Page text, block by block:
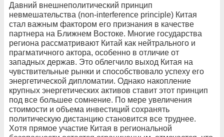
Давний внешнеполитический принцип
невмешательства (non-interference principle) Китая
стал важным фактором его признания в качестве
партнера на Ближнем Востоке. Многие государства
региона рассматривают Китай как нейтрального и
прагматичного актора, особенно в отличие от
западных держав. Это облегчило выход Китая на
чувствительные рынки и способствовало успеху его
энергетической дипломатии. Однако накопление
крупных энергетических активов ставит этот принцип
под все большее сомнение. По мере увеличения
стоимости и объема инвестиций сохранять
политическую дистанцию становится все труднее.
Хотя прямое участие Китая в региональной